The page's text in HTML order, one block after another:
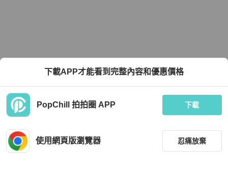
下載APP才能看到完整內容和優惠價格
PopChill 拍拍圈 APP 下載
使用網頁版瀏覽器 忍痛放棄